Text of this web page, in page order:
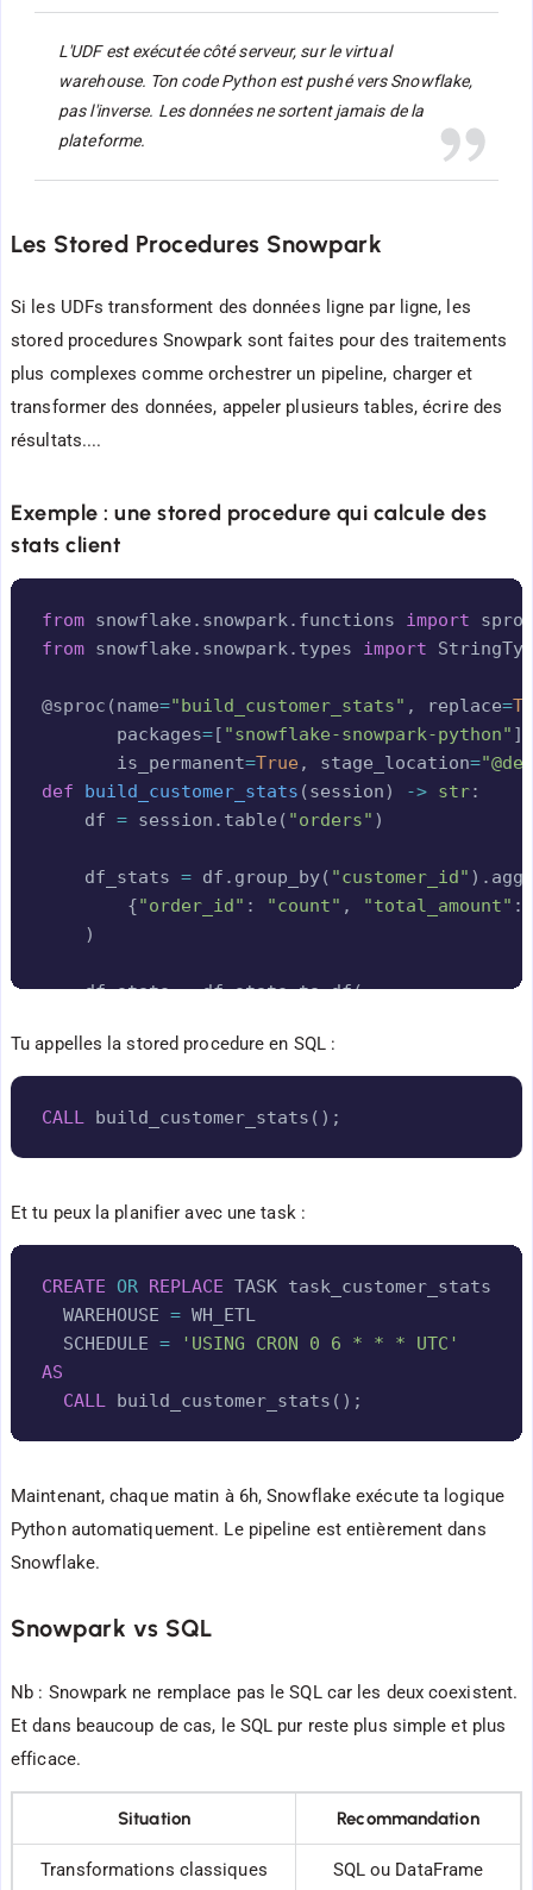
L'UDF est exécutée côté serveur, sur le virtual
warehouse. Ton code Python est pushé vers Snowflake,
pas l'inverse. Les données ne sortent jamais de la
plateforme.
Les Stored Procedures Snowpark
Si les UDFs transforment des données ligne par ligne, les
stored procedures Snowpark sont faites pour des traitements
plus complexes comme orchestrer un pipeline, charger et
transformer des données, appeler plusieurs tables, écrire des
résultats....
Exemple : une stored procedure qui calcule des
stats client
from snowflake . snowpark. functions import
from snowflake . snowpark. types import
@sproc (name="build_customer_stats" , replace=
       packages
=[ "snowflake-snowpark-python" ]
       is_permanent
=True , stage_location=
def
build_customer_stats (session) -> str:
    df
= session . table ( "orders" )
    df_stats
= df . group_by( "customer_id" ) . agg
{"order_id" : "count" , "total_amount" :
)
    df_stats
= df_stats.to_df(
)
    df_stats
"overwrite"
return "customer_stats mis à jour"
Tu appelles la stored procedure en SQL :
CALL build_customer_stats ( ) ;
Et tu peux la planifier avec une task :
CREATE OR REPLACE TASK task_customer_stats
  WAREHOUSE
= WH_ETL
  SCHEDULE
=
'USING CRON 0 6 * * * UTC'
AS
CALL
build_customer_stats ( ) ;
Maintenant, chaque matin à 6h, Snowflake exécute ta logique
Python automatiquement. Le pipeline est entièrement dans
Snowflake.
Snowpark vs SQL
Nb : Snowpark ne remplace pas le SQL car les deux coexistent.
Et dans beaucoup de cas, le SQL pur reste plus simple et plus
efficace.
Situation Recommandation
Transformations classiques
SQL ou DataFrame